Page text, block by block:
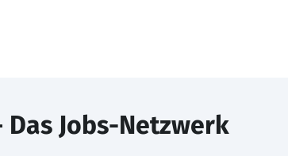
Das Jobs-Netzwerk